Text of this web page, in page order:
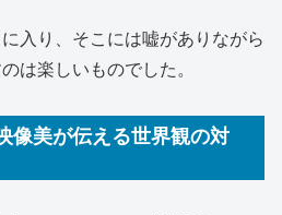
入り、そこには嘘がありながら
は楽しいものでした。
像美が伝える世界観の対